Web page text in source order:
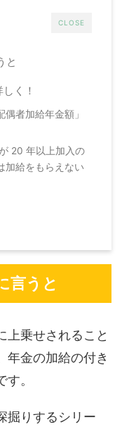
CLOSE
と
く！
者加給年金額」
20 年以上加入の
加給をもらえない
言うと
上乗せされること
年金の加給の付き
。
掘りするシリー